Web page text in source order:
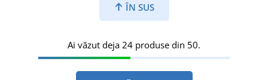
ÎN SUS
Ai văzut deja 24 produse din 50.